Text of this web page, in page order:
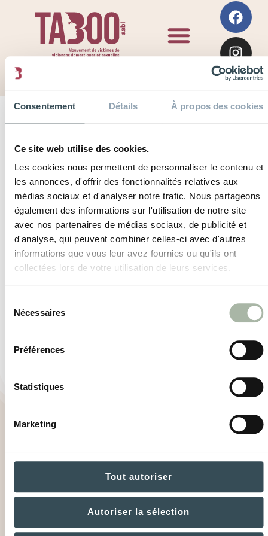
Consentement Détails À propos des cookies
Ce site web utilise des cookies.
Les cookies nous permettent de personnaliser le contenu et
les annonces, d'offrir des fonctionnalités relatives aux
médias sociaux et d'analyser notre trafic. Nous partageons
également des informations sur l'utilisation de notre site
avec nos partenaires de médias sociaux, de publicité et
d'analyse, qui peuvent combiner celles-ci avec d'autres
informations que vous leur avez fournies ou qu'ils ont
collectées lors de votre utilisation de leurs services.
Nécessaires
Préférences
Statistiques
Marketing
Tout autoriser
Autoriser la sélection
Contacte - nous
© Created by Taboo